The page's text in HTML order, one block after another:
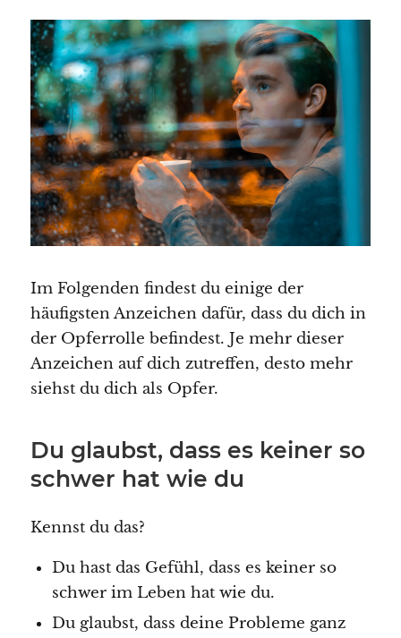
Im Folgenden findest du einige der
häufigsten Anzeichen dafür, dass du dich in
der Opferrolle befindest. Je mehr dieser
Anzeichen auf dich zutreffen, desto mehr
siehst du dich als Opfer.
Du glaubst, dass es keiner so
schwer hat wie du
Kennst du das?
Du hast das Gefühl, dass es keiner so
schwer im Leben hat wie du.
Du glaubst, dass deine Probleme ganz